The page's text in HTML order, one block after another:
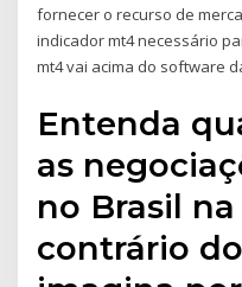
fornecer o recurso de
indicador mt4 necessário
mt4 vai acima do software
Entenda
as
no Brasil na
contrário